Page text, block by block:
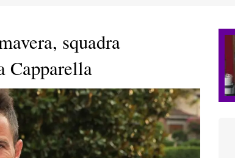
squadra
Capparella